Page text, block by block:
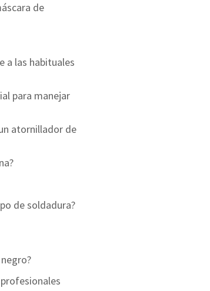
de
a las habituales
para manejar
atornillador de
de soldadura?